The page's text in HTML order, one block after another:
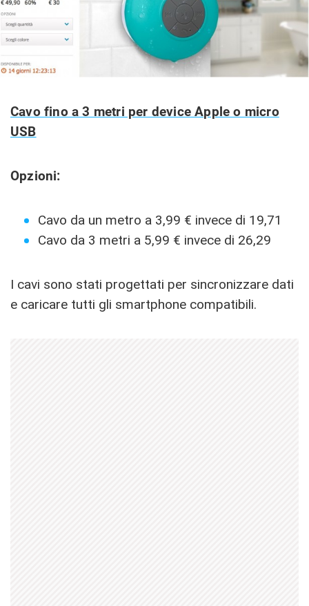
Cavo fino a 3 metri per device Apple o micro
USB
Opzioni:
Cavo da un metro a 3,99 € invece di 19,71
Cavo da 3 metri a 5,99 € invece di 26,29
I cavi sono stati progettati per sincronizzare dati
e caricare tutti gli smartphone compatibili.